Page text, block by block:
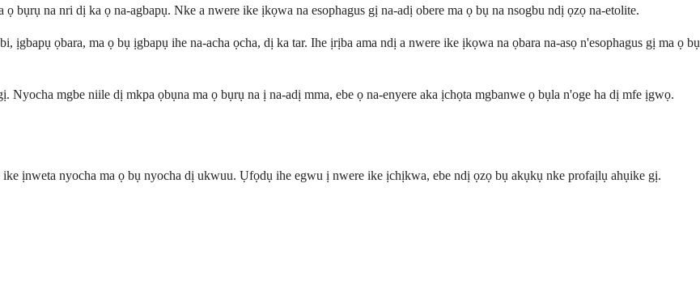
bụrụ na nri dị ka ọ na-agbapụ. Nke a nwere ike ịkọwa na esophagus gị na-adị obere ma ọ bụ na nsogbu ndị ọzọ na-etolite.
ọbara, ma ọ bụ ịgbapụ ihe na-acha ọcha, dị ka tar. Ihe ịrịba ama ndị a nwere ike ịkọwa na ọbara na-asọ n'esophagus gị ma ọ bụ
Nyocha mgbe niile dị mkpa ọbụna ma ọ bụrụ na ị na-adị mma, ebe ọ na-enyere aka ịchọta mgbanwe ọ bụla n'oge ha dị mfe ịgwọ.
ịnweta nyocha ma ọ bụ nyocha dị ukwuu. Ụfọdụ ihe egwu ị nwere ike ịchịkwa, ebe ndị ọzọ bụ akụkụ nke profaịlụ ahụike gị.